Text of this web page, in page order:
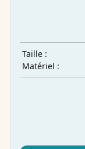
Taille :
Matériel :